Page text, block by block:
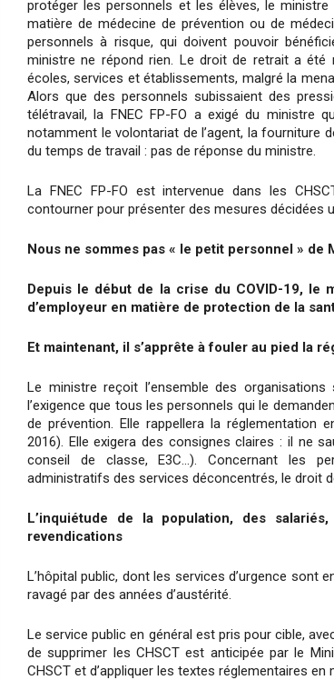
protéger les personnels et les élèves, le
matière de médecine de prévention ou de
personnels à risque, qui doivent pouvoir
ministre ne répond rien. Le droit de retrait a été
écoles, services et établissements, malgré la
Alors que des personnels subissaient des
télétravail, la FNEC FP-FO a exigé du ministre
notamment le volontariat de l’agent, la fourniture
du temps de travail : pas de réponse du ministre.
La FNEC FP-FO est intervenue dans les
contourner pour présenter des mesures décidées
Nous ne sommes pas « le petit personnel » de
Depuis le début de la crise du COVID-19, le
d’employeur en matière de protection de la
Et maintenant, il s’apprête à fouler au pied la
Le ministre reçoit l’ensemble des
l’exigence que tous les personnels qui le
de prévention. Elle rappellera la réglementation
2016). Elle exigera des consignes claires : il ne
conseil de classe, E3C…). Concernant les
administratifs des services déconcentrés, le droit
L’inquiétude de la population, des
revendications
L’hôpital public, dont les services d’urgence sont
ravagé par des années d’austérité.
Le service public en général est pris pour cible,
de supprimer les CHSCT est anticipée par le
CHSCT et d’appliquer les textes réglementaires